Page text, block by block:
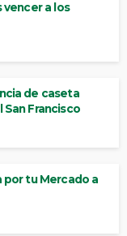
vencer a los
de caseta
Francisco
por tu Mercado a